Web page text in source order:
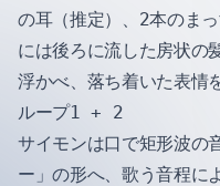
の耳（推定）、2本のま
には後ろに流した房状の
浮かべ、落ち着いた表情
ループ1 + 2
サイモンは口で矩形波の
ー」の形へ、歌う音程に